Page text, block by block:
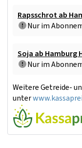
Rapsschrot ab
Nur im
Soja ab Hamburg
Nur im
Weitere Getreide-
unter